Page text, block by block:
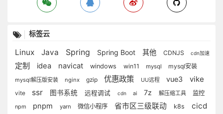
标签云
Linux Java Spring Spring Boot 其他 CDNJS cdn加速
定制 idea navicat windows win11 mysql mysql安装
mysql解压版安装 nginx gzip 优惠政策 UU远程 vue3 vike
vite ssr 图书系统 远程调试 cdn ai 7z 解压缩工具 监控
npm pnpm yarn 微信小程序 省市区三级联动 k8s
cicd